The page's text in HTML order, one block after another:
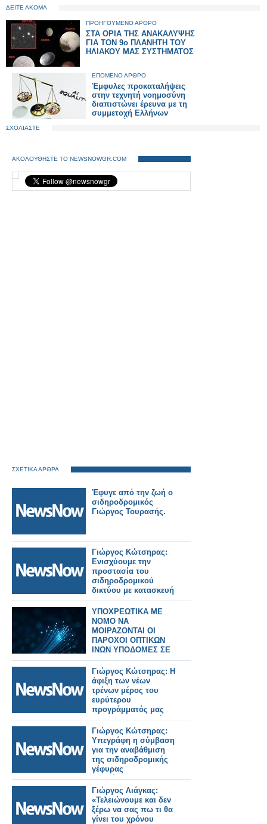
ΔΕΙΤΕ ΑΚΟΜΑ
ΠΡΟΗΓΟΥΜΕΝΟ ΑΡΘΡΟ
ΣΤΑ ΟΡΙΑ ΤΗΣ ΑΝΑΚΑΛΥΨΗΣ
ΓΙΑ ΤΟΝ 9ο ΠΛΑΝΗΤΗ ΤΟΥ
ΗΛΙΑΚΟΥ ΜΑΣ ΣΥΣΤΗΜΑΤΟΣ
ΕΠΟΜΕΝΟ ΑΡΘΡΟ
Έμφυλες προκαταλήψεις
στην τεχνητή νοημοσύνη
διαπιστώνει έρευνα με τη
συμμετοχή Ελλήνων
επιστημόνων
ΣΧΟΛΙΑΣΤΕ
ΑΚΟΛΟΥΘΗΣΤΕ ΤΟ NEWSNOWGR.COM
ΣΧΕΤΙΚΑ ΑΡΘΡΑ
Έφυγε από την ζωή ο
σιδηροδρομικός
Γιώργος Τουρασής.
Γιώργος Κώτσηρας:
Ενισχύουμε την
προστασία του
σιδηροδρομικού
δικτύου με κατασκευή
ενισχυμένης
περίφραξης σε
Θριάσιο, Θήβα και
Ζευγολατιό.
ΥΠΟΧΡΕΩΤΙΚΑ ΜΕ
ΝΟΜΟ ΝΑ
ΜΟΙΡΑΖΟΝΤΑΙ ΟΙ
ΠΑΡΟΧΟΙ ΟΠΤΙΚΩΝ
ΙΝΩΝ ΥΠΟΔΟΜΕΣ ΣΕ
ΠΟΛΥΚΑΤΟΙΚΙΕΣ
Γιώργος Κώτσηρας: Η
άφιξη των νέων
τρένων μέρος του
ευρύτερου
προγράμματός μας
για εκσυγχρονισμό
των σιδηροδρομικών
μεταφορών.
Γιώργος Κώτσηρας:
Υπεγράφη η σύμβαση
για την αναβάθμιση
της σιδηροδρομικής
γέφυρας
Πουλόπουλου στα
Πετράλωνα.
Γιώργος Λιάγκας:
«Τελειώνουμε και δεν
ξέρω να σας πω τι θα
γίνει του χρόνου